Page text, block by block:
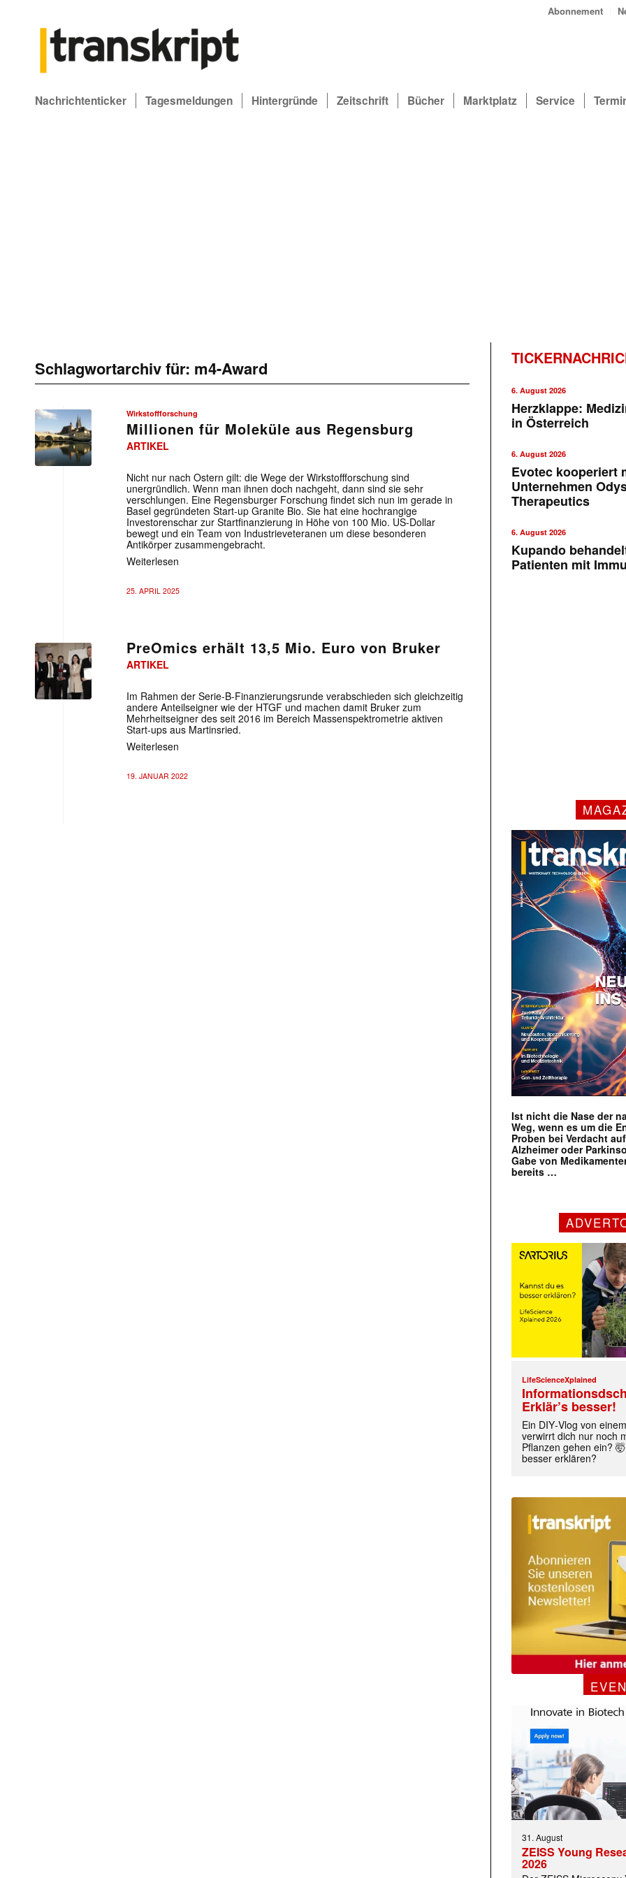
Abonnement
Nachrichtenticker Tagesmeldungen Hintergründe Zeitschrift Bücher Marktplatz Service
Schlagwortarchiv für: m4-Award
Wirkstoffforschung
Millionen für Moleküle aus Regensburg
ARTIKEL
Nicht nur nach Ostern gilt: die Wege der Wirkstoffforschung sind
unergründlich. Wenn man ihnen doch nachgeht, dann sind sie sehr
verschlungen. Eine Regensburger Forschung findet sich nun im gerade in
Basel gegründeten Start-up Granite Bio. Sie hat eine hochrangige
Investorenschar zur Startfinanzierung in Höhe von 100 Mio. US-Dollar
bewegt und ein Team von Industrieveteranen um diese besonderen
Antikörper zusammengebracht.
Weiterlesen
25. APRIL 2025
PreOmics erhält 13,5 Mio. Euro von Bruker
ARTIKEL
Im Rahmen der Serie-B-Finanzierungsrunde verabschieden sich gleichzeitig
andere Anteilseigner wie der HTGF und machen damit Bruker zum
Mehrheitseigner des seit 2016 im Bereich Massenspektrometrie aktiven
Start-ups aus Martinsried.
Weiterlesen
19. JANUAR 2022
6. August 2026
Herzklappe:
in Österreich
6. August 2026
Evotec kooperiert
Unternehmen
Therapeutics
6. August 2026
Kupando
Patienten mit
Ist nicht die Nase der
Weg, wenn es um die
Proben bei Verdacht
Alzheimer oder
Gabe von
bereits …
LifeScienceXplained
Erklär’s besser!
Ein DIY‑Vlog von
verwirrt dich nur noch
Pflanzen gehen ein?
besser erklären?
31. August
ZEISS Young
2026